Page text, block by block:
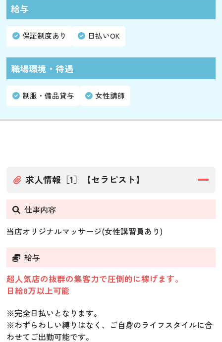
給与
保証制度あり 日払いOK
職場環境・待遇
制服・備品貸与 女性講師
求人情報［1］【セラピスト】
仕事内容
当店オリジナルマッサージ(女性講習員あり)
給与
超人気店の抜群の集客力で圧倒的に稼げます。
日給8万以上可能
※完全日払いとなります。
※わずらわしい縛りはなく、ご自身のライフスタイルに合
わせてご出勤可能です。